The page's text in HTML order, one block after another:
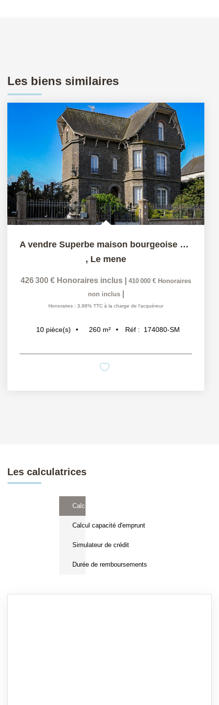
Les biens similaires
A vendre Superbe maison bourgeoise avec jardin arboré ,7...
, Le mene
426 300 € Honoraires inclus 410 000 € Honoraires
non inclus
Honoraires : 3,98% TTC à la charge de l'acquéreur
10 pièce(s) 260 m² Réf : 174080-SM
Les calculatrices
Calcul Frais de notaire
Calcul capacité d'emprunt
Simulateur de crédit
Durée de remboursements